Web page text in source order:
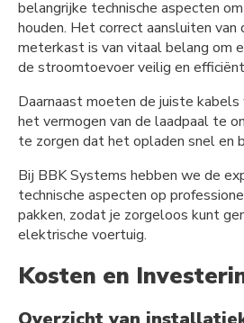
belangrijke technische aspecten
houden. Het correct aansluiten van
meterkast is van vitaal belang om
de stroomtoevoer veilig en
Daarnaast moeten de juiste
het vermogen van de laadpaal te
te zorgen dat het opladen snel en
Bij BBK Systems hebben we de
technische aspecten op
pakken, zodat je zorgeloos kunt
elektrische voertuig.
Kosten en